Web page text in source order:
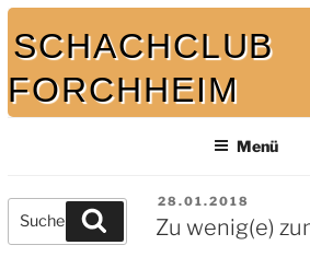
Zum
Inhalt
springen
SCHACHCLUB
FORCHHEIM
Menü
nach:
Suchen
VERÖFFENTLICHT
AM
28.01.2018
Zu wenig(e)